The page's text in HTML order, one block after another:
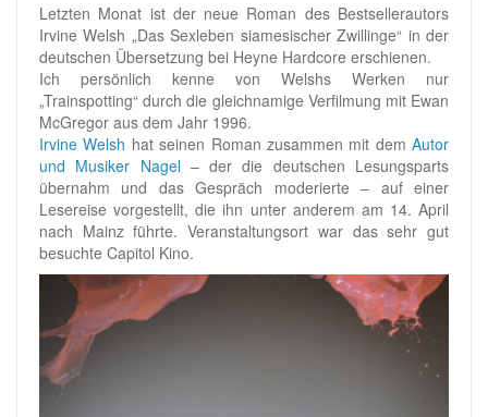
Letzten Monat ist der neue Roman des Bestsellerautors
Irvine Welsh „Das Sexleben siamesischer Zwillinge“ in der
deutschen Übersetzung bei Heyne Hardcore erschienen.
Ich persönlich kenne von Welshs Werken nur
„Trainspotting“ durch die gleichnamige Verfilmung mit Ewan
McGregor aus dem Jahr 1996.
Irvine Welsh hat seinen Roman zusammen mit dem Autor
und Musiker Nagel– der die deutschen Lesungsparts
übernahm und das Gespräch moderierte – auf einer
Lesereise vorgestellt, die ihn unter anderem am 14. April
nach Mainz führte. Veranstaltungsort war das sehr gut
besuchte Capitol Kino.